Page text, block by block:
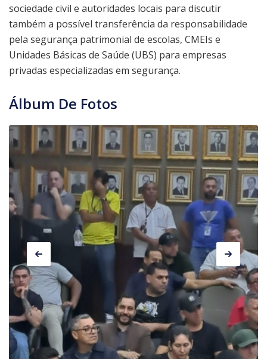
sociedade civil e autoridades locais para discutir
também a possível transferência da responsabilidade
pela segurança patrimonial de escolas, CMEIs e
Unidades Básicas de Saúde (UBS) para empresas
privadas especializadas em segurança.
Álbum De Fotos